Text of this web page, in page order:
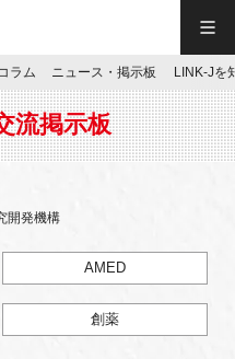
ラム ニュース・掲示板 LINK-Jを
流掲示板
開発機構
AMED
創薬